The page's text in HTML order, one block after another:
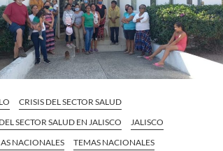
CRISIS DEL SECTOR SALUD
SECTOR SALUD EN JALISCO
JALISCO
NACIONALES
TEMAS NACIONALES